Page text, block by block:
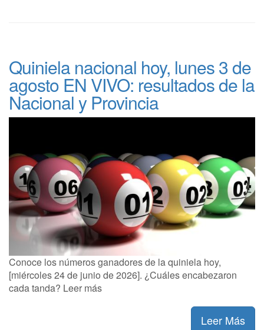
Quiniela nacional hoy, lunes 3 de
agosto EN VIVO: resultados de la
Nacional y Provincia
Conoce los números ganadores de la quiniela hoy,
[miércoles 24 de junio de 2026]. ¿Cuáles encabezaron
cada tanda? Leer más
Leer Más